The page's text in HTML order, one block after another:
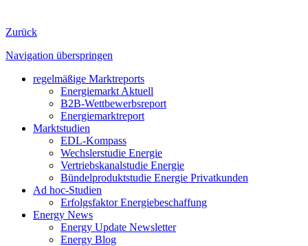
Zurück
Navigation überspringen
regelmäßige Marktreports
Energiemarkt Aktuell
B2B-Wettbewerbsreport
Energiemarktreport
Marktstudien
EDL-Kompass
Wechslerstudie Energie
Vertriebskanalstudie Energie
Bündelproduktstudie Energie Privatkunden
Ad hoc-Studien
Erfolgsfaktor Energiebeschaffung
Energy News
Energy Update Newsletter
Energy Blog